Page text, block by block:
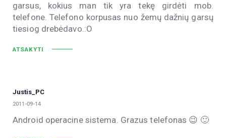
garsus, kokius man tik yra tekę girdėti mob.
telefone. Telefono korpusas nuo žemų dažnių garsų
tiesiog drebėdavo.:O
ATSAKYTI
Justis_PC
2011-09-14
Android operacine sistema. Grazus telefonas 😉 🙂